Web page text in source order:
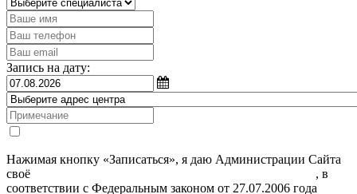
Запись на дату:
Нажимая кнопку «Записаться», я даю Администрации Сайта
своё
, в
соответствии с Федеральным законом от 27.07.2006 года